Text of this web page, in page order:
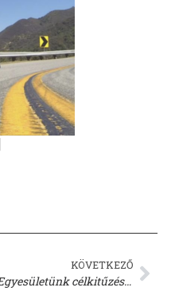
KÖVETKEZŐ
Egyesületünk célkitűzései, jövőbeli tervek